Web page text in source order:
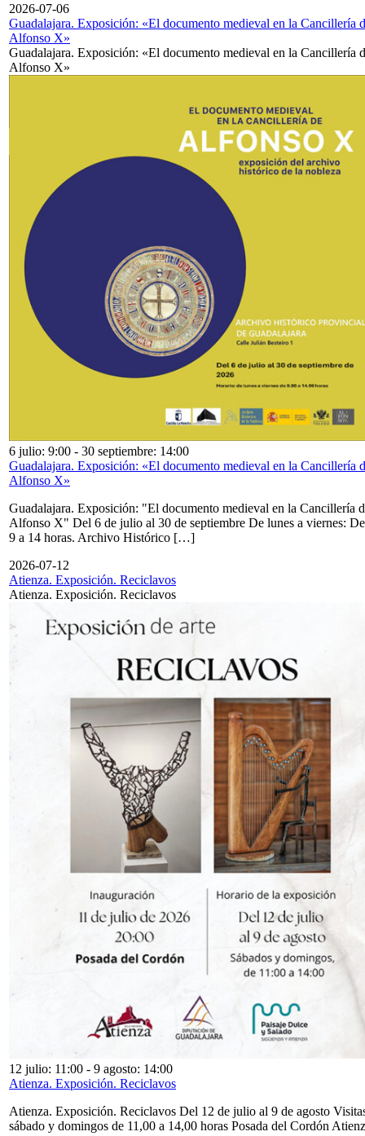
2026-07-06
Guadalajara. Exposición: «El documento medieval en la Cancillería
Alfonso X»
Guadalajara. Exposición: «El documento medieval en la Cancillería
Alfonso X»
6 julio: 9:00 - 30 septiembre: 14:00
Guadalajara. Exposición: «El documento medieval en la Cancillería
Alfonso X»
Guadalajara. Exposición: "El documento medieval en la Cancillería
Alfonso X" Del 6 de julio al 30 de septiembre De lunes a viernes: De
9 a 14 horas. Archivo Histórico […]
2026-07-12
Atienza. Exposición. Reciclavos
Atienza. Exposición. Reciclavos
12 julio: 11:00 - 9 agosto: 14:00
Atienza. Exposición. Reciclavos
Atienza. Exposición. Reciclavos Del 12 de julio al 9 de agosto
sábado y domingos de 11,00 a 14,00 horas Posada del Cordón